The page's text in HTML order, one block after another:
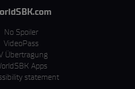
No Spoiler
VideoPass
Übertragung
Apps
statement